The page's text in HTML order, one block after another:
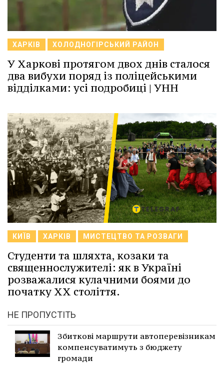
ХАРКІВ ХОЛОДНОГІРСЬКИЙ РАЙОН
У Харкові протягом двох днів сталося
два вибухи поряд із поліцейськими
відділками: усі подробиці | УНН
КИЇВ ХАРКІВ МИСТЕЦТВО ТА РОЗВАГИ
Студенти та шляхта, козаки та
священнослужителі: як в Україні
розважалися кулачними боями до
початку XX століття.
НЕ ПРОПУСТІТЬ
Збиткові маршрути автоперевізникам
компенсуватимуть з бюджету
громади